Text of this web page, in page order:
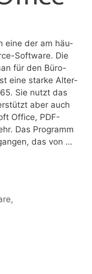
eine der am häu­
Sof­t­­wa­re. Die
für den Büro-
eine star­ke Alter­
Sie nutzt das
aber auch
Office, PDF-
Das Pro­gramm
das von …
,